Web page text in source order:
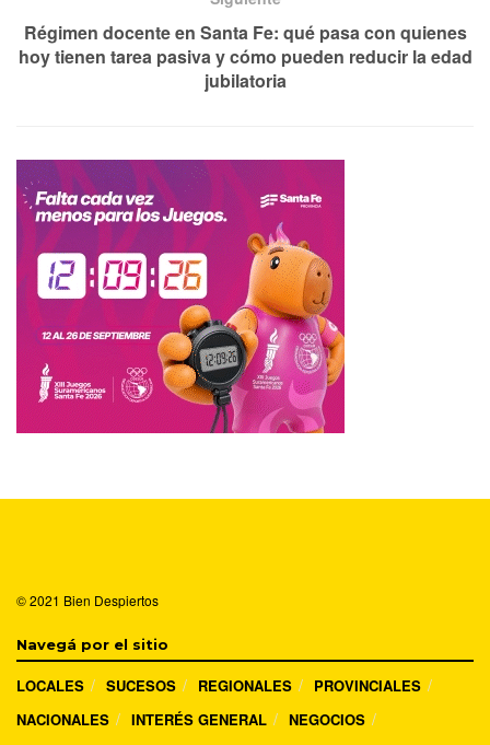
Régimen docente en Santa Fe: qué pasa con quienes
hoy tienen tarea pasiva y cómo pueden reducir la edad
jubilatoria
© 2021 Bien Despiertos
Navegá por el sitio
LOCALES SUCESOS REGIONALES
PROVINCIALES
NACIONALES
INTERÉS GENERAL
NEGOCIOS